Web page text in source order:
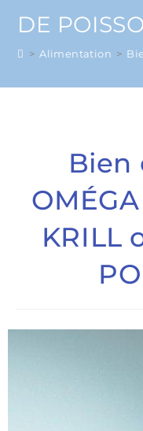
DE
> Alimentation >
Bien
KRILL